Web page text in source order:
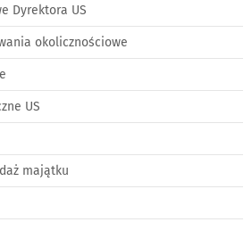
Dyrektora US
okolicznościowe
US
majątku